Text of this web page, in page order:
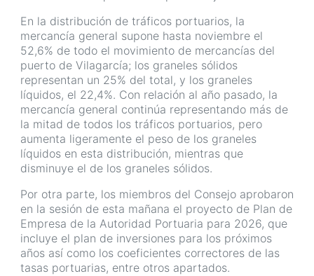
En la distribución de tráficos portuarios, la
mercancía general supone hasta noviembre el
52,6% de todo el movimiento de mercancías del
puerto de Vilagarcía; los graneles sólidos
representan un 25% del total, y los graneles
líquidos, el 22,4%. Con relación al año pasado, la
mercancía general continúa representando más de
la mitad de todos los tráficos portuarios, pero
aumenta ligeramente el peso de los graneles
líquidos en esta distribución, mientras que
disminuye el de los graneles sólidos.
Por otra parte, los miembros del Consejo aprobaron
en la sesión de esta mañana el proyecto de Plan de
Empresa de la Autoridad Portuaria para 2026, que
incluye el plan de inversiones para los próximos
años así como los coeficientes correctores de las
tasas portuarias, entre otros apartados.